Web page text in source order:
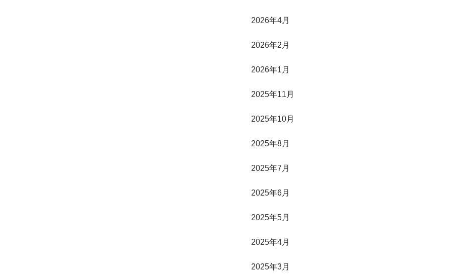
2026年4月
2026年2月
2026年1月
2025年11月
2025年10月
2025年8月
2025年7月
2025年6月
2025年5月
2025年4月
2025年3月